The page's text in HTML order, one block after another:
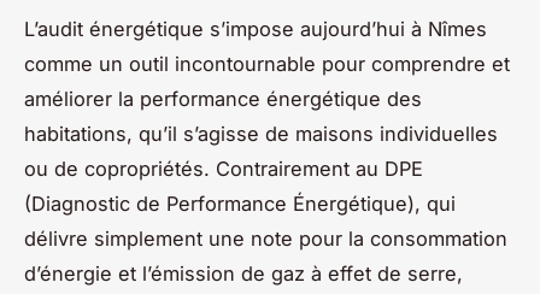
L’audit énergétique s’impose aujourd’hui à Nîmes
comme un outil incontournable pour comprendre et
améliorer la performance énergétique des
habitations, qu’il s’agisse de maisons individuelles
ou de copropriétés. Contrairement au DPE
(Diagnostic de Performance Énergétique), qui
délivre simplement une note pour la consommation
d’énergie et l’émission de gaz à effet de serre,